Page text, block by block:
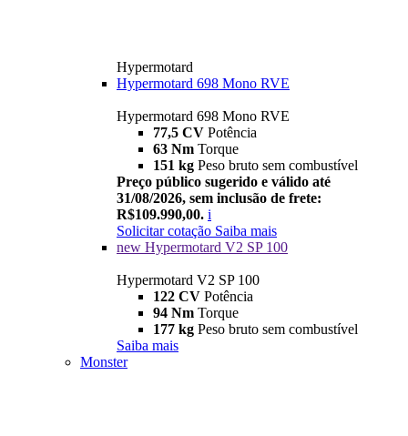
Hypermotard
Hypermotard 698 Mono RVE
Hypermotard 698 Mono RVE
77,5 CV Potência
63 Nm Torque
151 kg Peso bruto sem combustível
Preço público sugerido e válido até
31/08/2026, sem inclusão de frete:
R$109.990,00. i
Solicitar cotação Saiba mais
new Hypermotard V2 SP 100
Hypermotard V2 SP 100
122 CV Potência
94 Nm Torque
177 kg Peso bruto sem combustível
Saiba mais
Monster